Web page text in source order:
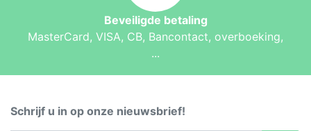
Beveiligde betaling
MasterCard, VISA, CB, Bancontact, overboeking,
...
Schrijf u in op onze nieuwsbrief!